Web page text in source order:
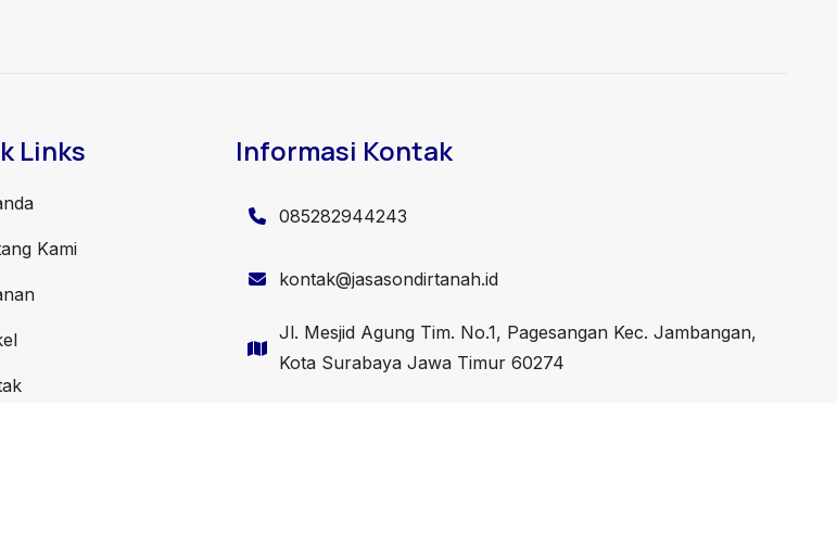
Links
Kami
Informasi Kontak
085282944243
kontak@jasasondirtanah.id
Jl. Mesjid Agung Tim. No.1, Pagesangan Kec. Jambangan,
Kota Surabaya Jawa Timur 60274